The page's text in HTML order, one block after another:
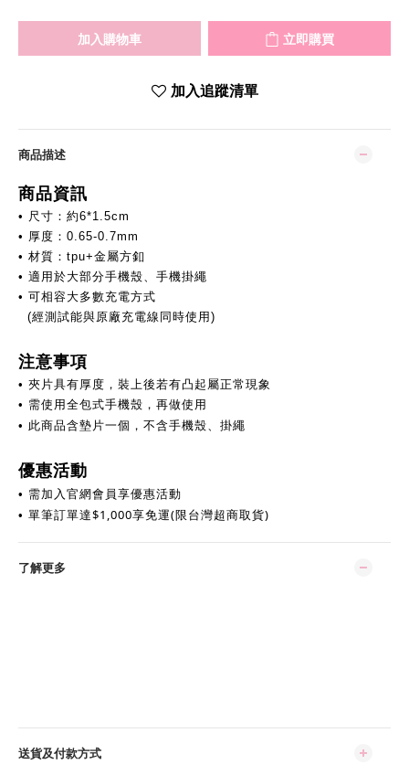
加入購物車 立即購買
加入追蹤清單
商品描述
商品資訊
• 尺寸：約6*1.5cm
• 厚度：0.65-0.7mm
• 材質：tpu+金屬方釦
• 適用於大部分手機殼、手機掛繩
• 可相容大多數充電方式
(經測試能與原廠充電線同時使用)
注意事項
• 夾片具有厚度，裝上後若有凸起屬正常現象
• 需使用全包式手機殼，再做使用
• 此商品含墊片一個， 不含手機殼、掛繩
優惠活動
• 需加入官網會員享優惠活動
• 單筆訂單達$1,000享免運(限台灣超商取貨)
了解更多
送貨及付款方式